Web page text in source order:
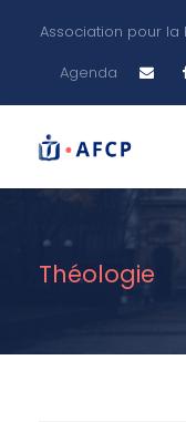
Association pour la
Agenda
Théologie